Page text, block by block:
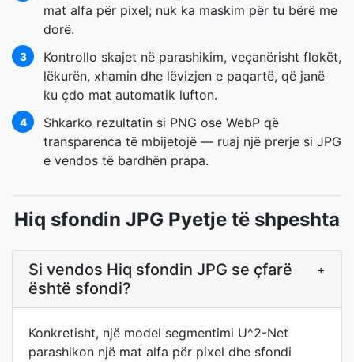
mat alfa për pixel; nuk ka maskim për tu bërë me
dorë.
3
Kontrollo skajet në parashikim, veçanërisht flokët,
lëkurën, xhamin dhe lëvizjen e paqartë, që janë
ku çdo mat automatik lufton.
4
Shkarko rezultatin si PNG ose WebP që
transparenca të mbijetojë — ruaj një prerje si JPG
e vendos të bardhën prapa.
Hiq sfondin JPG Pyetje të shpeshta
Si vendos Hiq sfondin JPG se çfarë
është sfondi?
+
Konkretisht, një model segmentimi U^2-Net
parashikon një mat alfa për pixel dhe sfondi